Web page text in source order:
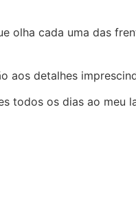
olha cada uma das
detalhes
todos os dias ao meu